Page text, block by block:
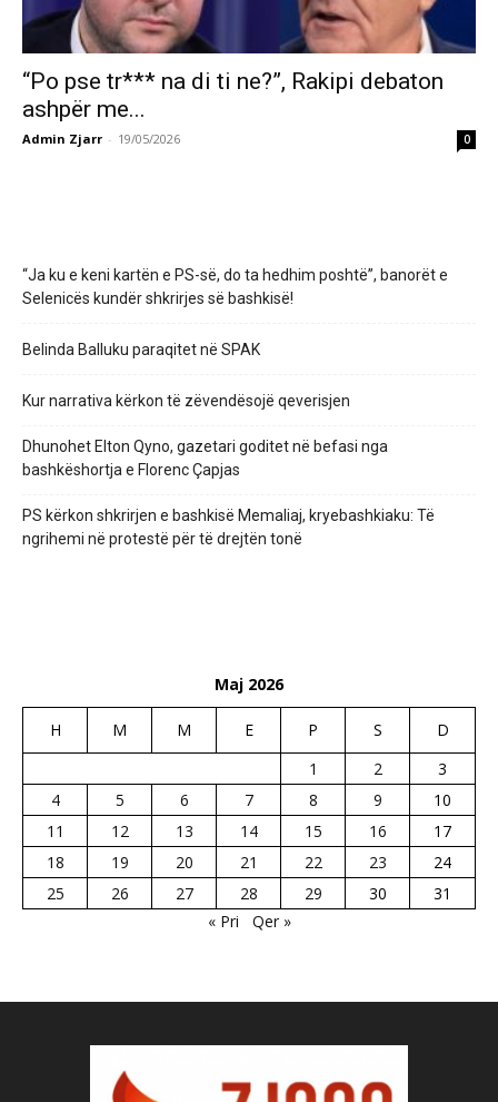
“Po pse tr*** na di ti ne?”, Rakipi debaton
ashpër me...
Admin Zjarr - 19/05/2026 0
“Ja ku e keni kartën e PS-së, do ta hedhim poshtë”, banorët e
Selenicës kundër shkrirjes së bashkisë!
Belinda Balluku paraqitet në SPAK
Kur narrativa kërkon të zëvendësojë qeverisjen
Dhunohet Elton Qyno, gazetari goditet në befasi nga
bashkëshortja e Florenc Çapjas
PS kërkon shkrirjen e bashkisë Memaliaj, kryebashkiaku: Të
ngrihemi në protestë për të drejtën tonë
Maj 2026
H M M E P S
D
1
2
3
4
5 6 7 8 9
10
11
12 13 14 15 16
17
18
19 20 21 22 23
24
25
26 27 28 29 30
31
« Pri
Qer »